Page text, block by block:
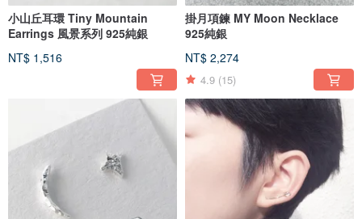
小山丘耳環 Tiny Mountain
Earrings 風景系列 925純銀
NT$ 1,516
掛月項鍊 MY Moon Necklace
925純銀
NT$ 2,274
4.9 (15)